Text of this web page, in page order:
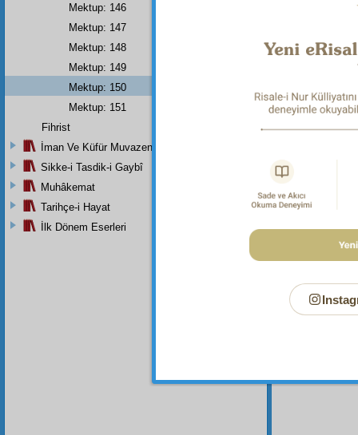
delil,
diye
Mektup: 146
Mektup: 147
Mektup: 148
Mektup: 149
Mektup: 150
Mektup: 151
Fihrist
İman Ve Küfür Muvazeneleri
Sikke-i Tasdik-i Gaybî
Muhâkemat
Tarihçe-i Hayat
İlk Dönem Eserleri